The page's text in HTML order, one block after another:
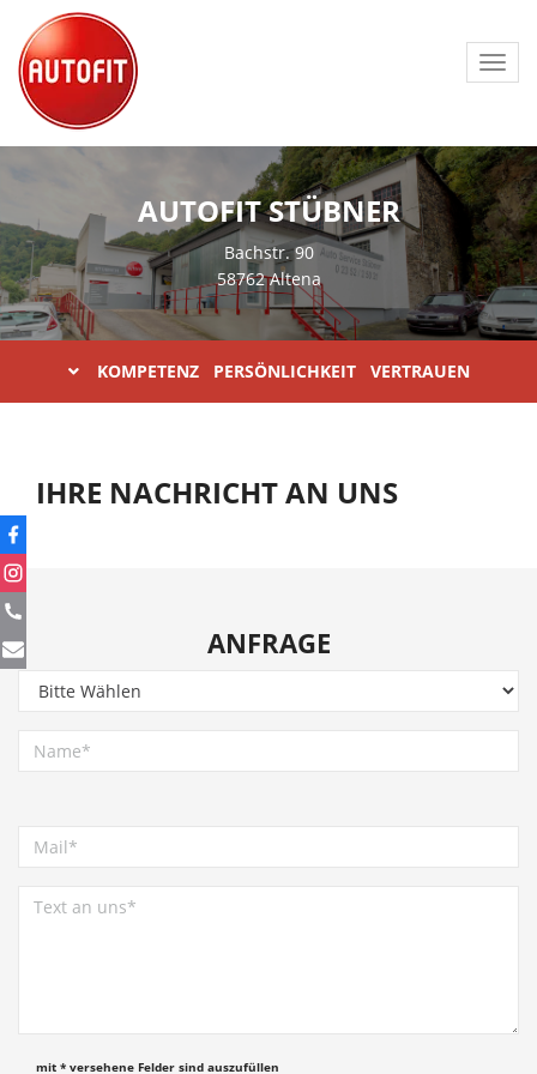
AUTOFIT STÜBNER
Bachstr. 90
58762 Altena
KOMPETENZ PERSÖNLICHKEIT VERTRAUEN
IHRE NACHRICHT AN UNS
ANFRAGE
mit * versehene Felder sind auszufüllen